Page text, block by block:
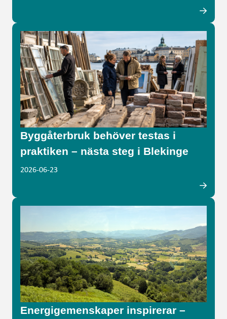
Byggåterbruk behöver testas i
praktiken – nästa steg i Blekinge
2026-06-23
Energigemenskaper inspirerar –